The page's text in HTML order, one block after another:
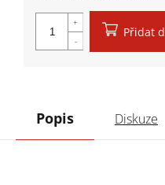
Přidat
Popis Diskuze